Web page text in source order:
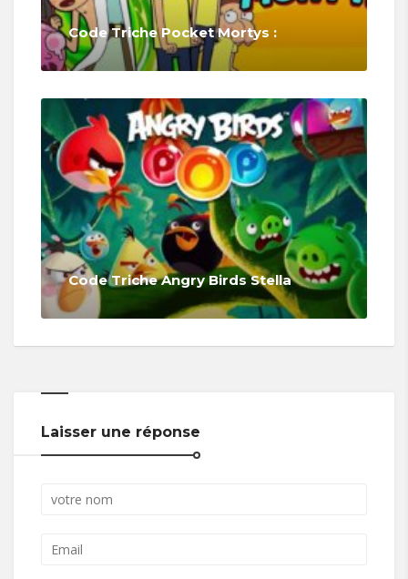
Code Triche Pocket Mortys :
Code Triche Angry Birds Stella
Laisser une réponse